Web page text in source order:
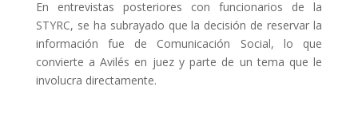
En entrevistas posteriores con funcionarios de la
STYRC, se ha subrayado que la decisión de reservar la
información fue de Comunicación Social, lo que
convierte a Avilés en juez y parte de un tema que le
involucra directamente.